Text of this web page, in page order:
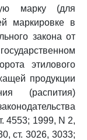
марку (для
маркировке в
закона от
этилового
продукции
(распития)
4553; 1999, N 2,
ст. 3026, 3033;